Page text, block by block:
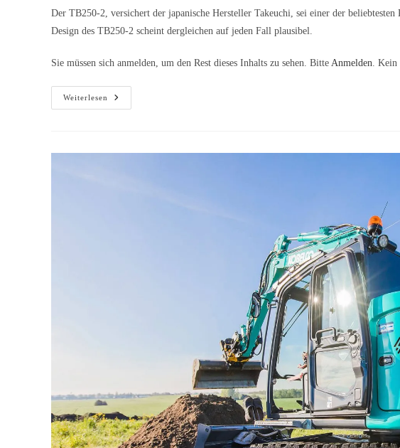
Der TB250-2, versichert der japanische Hersteller Takeuchi, sei einer der
Design des TB250-2 scheint dergleichen auf jeden Fall plausibel.
Sie müssen sich anmelden, um den Rest dieses Inhalts zu sehen. Bitte Anmelden .
Weiterlesen